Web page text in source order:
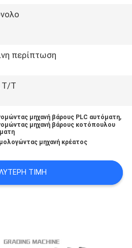
περίπτωση
T/T
μηχανή βάρους PLC αυτόματη,
μηχανή βάρους κοτόπουλου
μηχανή κρέατος
ΤΙΜΉ